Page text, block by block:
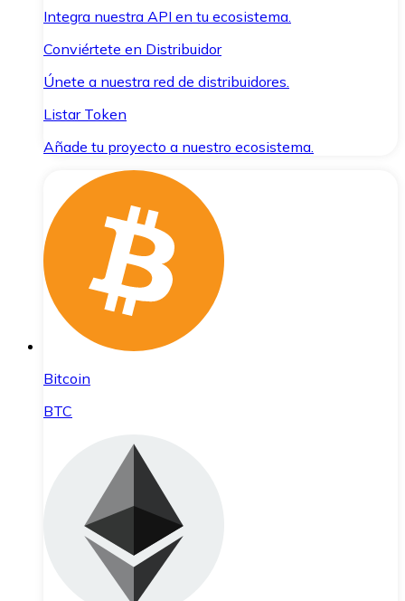
Integra nuestra API en tu ecosistema.
Conviértete en Distribuidor
Únete a nuestra red de distribuidores.
Listar Token
Añade tu proyecto a nuestro ecosistema.
Bitcoin
BTC